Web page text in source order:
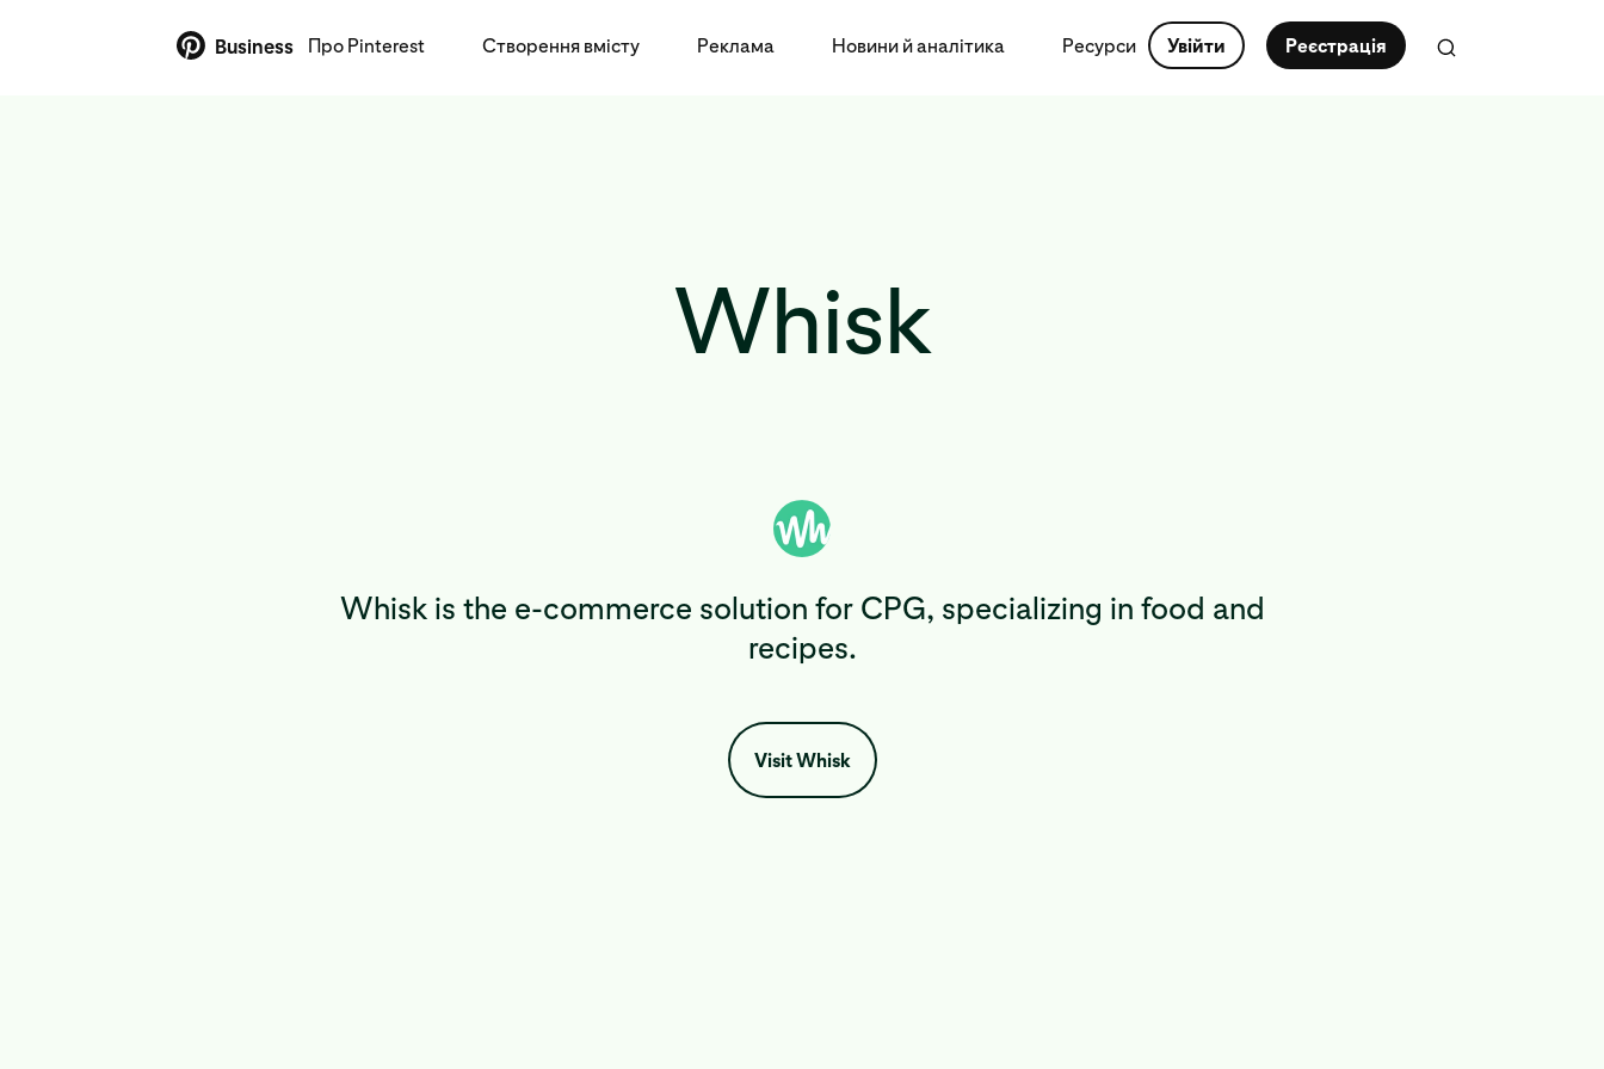
Business Про Pinterest Створення вмісту Реклама Новини й аналітика Ресурси Увійти Реєстрація
Whisk
Whisk is the e-commerce solution for CPG, specializing in food and
recipes.
Visit Whisk